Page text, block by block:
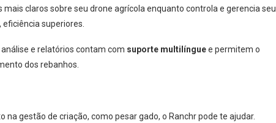
claros sobre seu drone agrícola enquanto controla e gerencia seu
superiores.
e relatórios contam com suporte multilínguee permitem o
dos rebanhos.
gestão de criação, como pesar gado, o Ranchr pode te ajudar.